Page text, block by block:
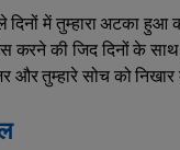
में तुम्हारा अटका हुआ
की जिद दिनों के साथ
और तुम्हारे सोच को